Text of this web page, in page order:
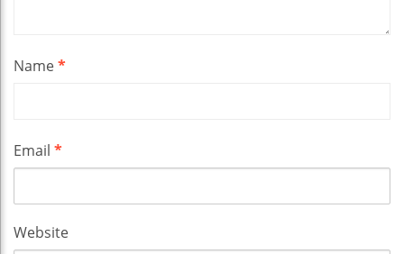
Name*
Email *
Website